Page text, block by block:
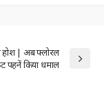
होश | अब फ्लोरल
पहनें किया धमाल